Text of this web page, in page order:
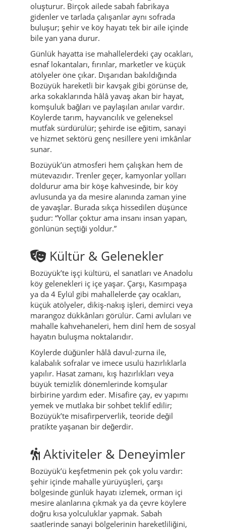
oluşturur. Birçok ailede sabah fabrikaya
gidenler ve tarlada çalışanlar aynı sofrada
buluşur; şehir ve köy hayatı tek bir aile içinde
bile yan yana durur.
Günlük hayatta ise mahallelerdeki çay ocakları,
esnaf lokantaları, fırınlar, marketler ve küçük
atölyeler öne çıkar. Dışarıdan bakıldığında
Bozüyük hareketli bir kavşak gibi görünse de,
arka sokaklarında hâlâ yavaş akan bir hayat,
komşuluk bağları ve paylaşılan anılar vardır.
Köylerde tarım, hayvancılık ve geleneksel
mutfak sürdürülür; şehirde ise eğitim, sanayi
ve hizmet sektörü genç nesillere yeni imkânlar
sunar.
Bozüyük’ün atmosferi hem çalışkan hem de
mütevazıdır. Trenler geçer, kamyonlar yolları
doldurur ama bir köşe kahvesinde, bir köy
avlusunda ya da mesire alanında zaman yine
de yavaşlar. Burada sıkça hissedilen düşünce
şudur: “Yollar çoktur ama insanı insan yapan,
gönlünün seçtiği yoldur.”
Kültür & Gelenekler
Bozüyük’te işçi kültürü, el sanatları ve Anadolu
köy gelenekleri iç içe yaşar. Çarşı, Kasımpaşa
ya da 4 Eylül gibi mahallelerde çay ocakları,
küçük atölyeler, dikiş-nakış işleri, demirci veya
marangoz dükkânları görülür. Cami avluları ve
mahalle kahvehaneleri, hem dinî hem de sosyal
hayatın buluşma noktalarıdır.
Köylerde düğünler hâlâ davul-zurna ile,
kalabalık sofralar ve imece usulü hazırlıklarla
yapılır. Hasat zamanı, kış hazırlıkları veya
büyük temizlik dönemlerinde komşular
birbirine yardım eder. Misafire çay, ev yapımı
yemek ve mutlaka bir sohbet teklif edilir;
Bozüyük’te misafirperverlik, teoride değil
pratikte yaşanan bir değerdir.
Aktiviteler & Deneyimler
Bozüyük’ü keşfetmenin pek çok yolu vardır:
şehir içinde mahalle yürüyüşleri, çarşı
bölgesinde günlük hayatı izlemek, orman içi
mesire alanlarına çıkmak ya da çevre köylere
doğru kısa yolculuklar yapmak. Sabah
saatlerinde sanayi bölgelerinin hareketliliğini,